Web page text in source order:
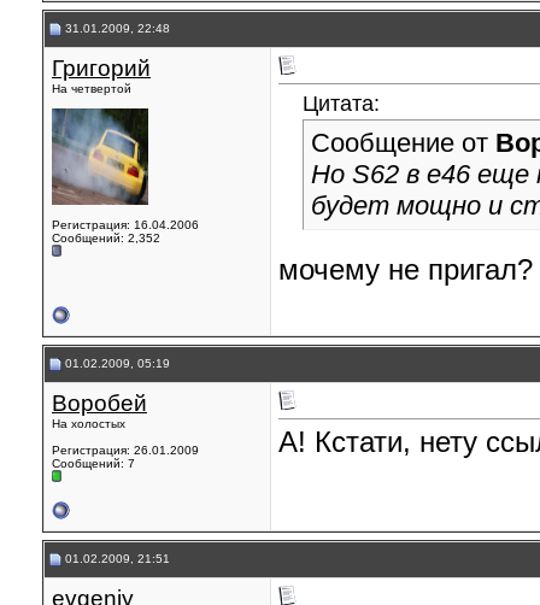
31.01.2009, 22:48
Григорий
На четвертой
Регистрация: 16.04.2006
Сообщений: 2,352
Цитата:
Сообщение от
Но S62 в e46 еще
будет мощно и
мочему не
01.02.2009, 05:19
Воробей
На холостых
Регистрация: 26.01.2009
Сообщений: 7
А! Кстати, нету
01.02.2009, 21:51
evgeniy